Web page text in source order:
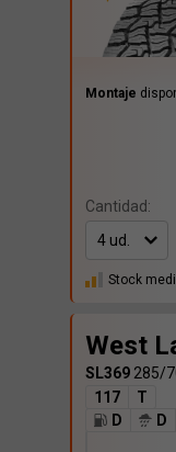
Montaje
Cantidad:
Stock
West
SL369 285/
117
T
D
D